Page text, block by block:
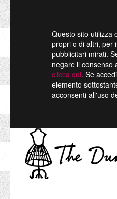
Questo sito utilizza
propri o di altri, per
pubblicitari mirati.
negare il consenso
clicca qui. Se
elemento
acconsenti all'uso